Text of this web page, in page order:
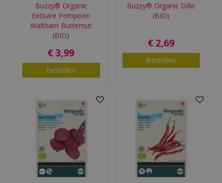
Buzzy® Organic
Eetbare Pompoen
Waltham Butternut
(BIO)
€ 3,99
Bestellen
Buzzy® Organic Dille
(BIO)
€ 2,69
Bestellen